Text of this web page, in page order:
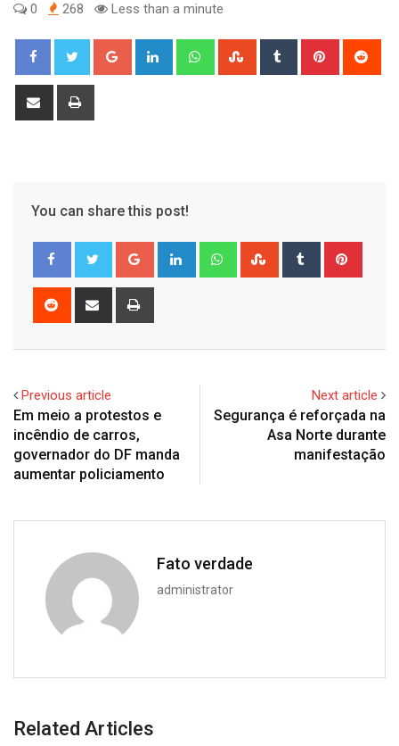
0 268 Less than a minute
Google+ LinkedIn WhatsappStumbleUpon
Tumblr Pinterest
Share
You can share this post!
Google+ LinkedIn WhatsappStumbleUpon
Tumblr
Reddit
Share
Previous article
Em meio a protestos e
incêndio de carros,
governador do DF manda
aumentar policiamento
Next article
Segurança é reforçada na
Asa Norte durante
manifestação
Fato verdade
administrator
Related Articles